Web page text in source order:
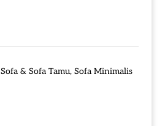
Sofa & Sofa Tamu, Sofa Minimalis